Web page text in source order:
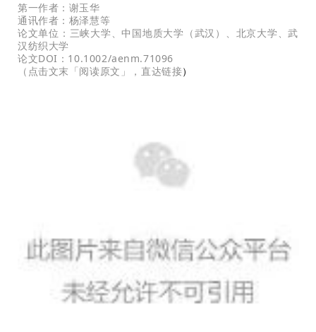
第一作者：谢玉华
通讯作者：杨泽慧等
论文单位：三峡大学、中国地质大学（武汉）、北京大学、武
汉纺织大学
论文DOI：10.1002/aenm.71096
（点击文末「阅读原文」，直达链接）